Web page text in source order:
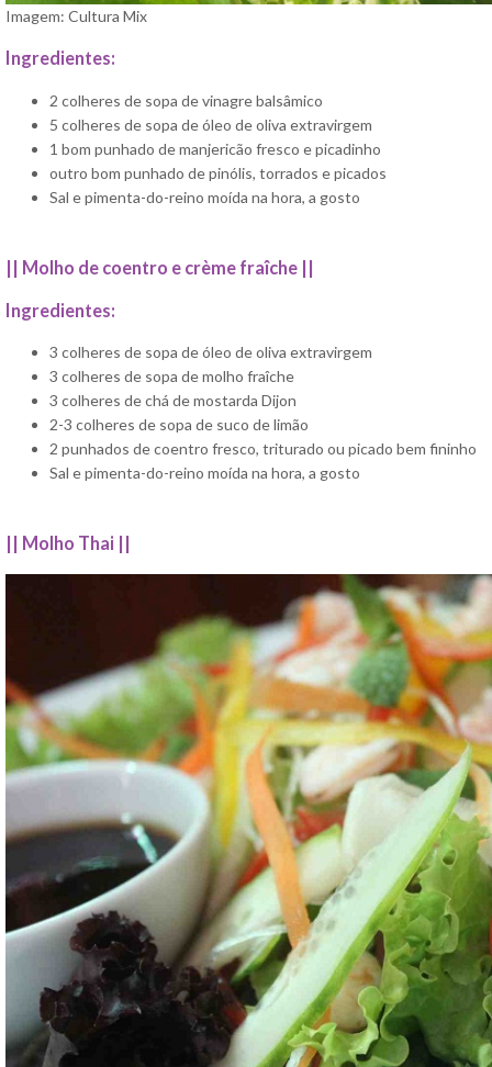
Imagem: Cultura Mix
Ingredientes:
2 colheres de sopa de vinagre balsâmico
5 colheres de sopa de óleo de oliva extravirgem
1 bom punhado de manjericão fresco e picadinho
outro bom punhado de pinólis, torrados e picados
Sal e pimenta-do-reino moída na hora, a gosto
Molho de coentro e crème fraîche ||
Ingredientes:
3 colheres de sopa de óleo de oliva extravirgem
3 colheres de sopa de molho fraîche
3 colheres de chá de mostarda Dijon
2-3 colheres de sopa de suco de limão
2 punhados de coentro fresco, triturado ou picado bem fininho
Sal e pimenta-do-reino moída na hora, a gosto
Molho Thai ||